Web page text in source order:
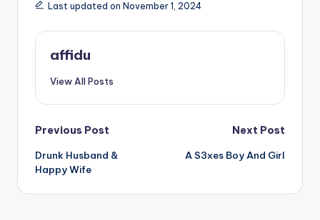
Last updated on November 1, 2024
affidu
View All Posts
Post
navigation
Previous Post
Drunk Husband &
Happy Wife
Next Post
A S3xes Boy And Girl